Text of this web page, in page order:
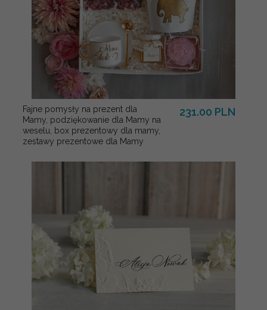
Fajne pomysły na prezent dla
Mamy, podziękowanie dla Mamy na
weselu, box prezentowy dla mamy,
zestawy prezentowe dla Mamy
231.00 PLN